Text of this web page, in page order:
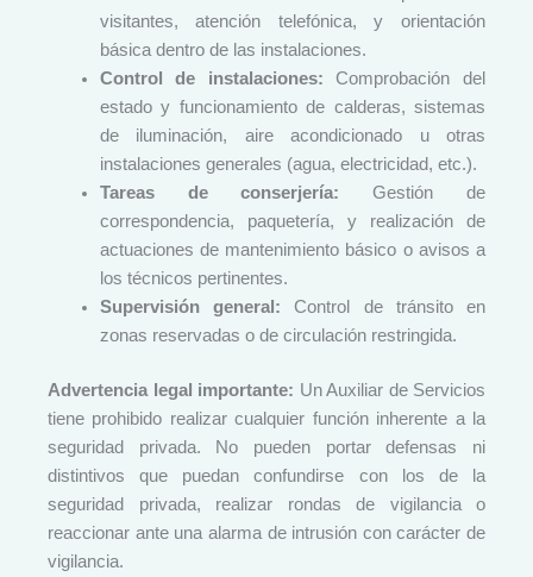
visitantes, atención telefónica, y orientación
básica dentro de las instalaciones.
Control de instalaciones:Comprobación del
estado y funcionamiento de calderas, sistemas
de iluminación, aire acondicionado u otras
instalaciones generales (agua, electricidad, etc.).
Tareas de conserjería: Gestión de
correspondencia, paquetería, y realización de
actuaciones de mantenimiento básico o avisos a
los técnicos pertinentes.
Supervisión general: Control de tránsito en
zonas reservadas o de circulación restringida.
Advertencia legal importante: Un Auxiliar de Servicios
tiene prohibido realizar cualquier función inherente a la
seguridad privada. No pueden portar defensas ni
distintivos que puedan confundirse con los de la
seguridad privada, realizar rondas de vigilancia o
reaccionar ante una alarma de intrusión con carácter de
vigilancia.